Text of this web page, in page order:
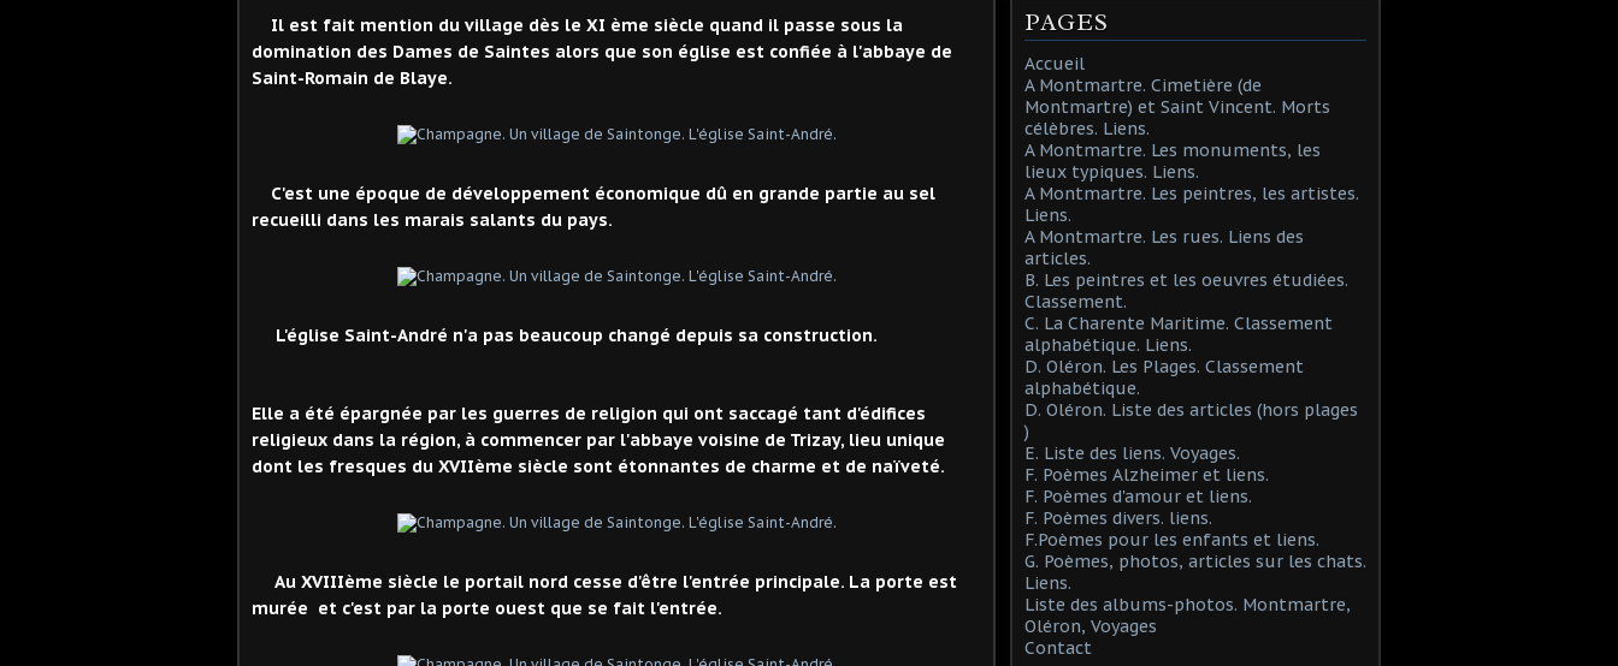
Il est fait mention du village dès le XI ème siècle quand il passe sous la
domination des Dames de Saintes alors que son église est confiée à l'abbaye de
Saint-Romain de Blaye.
C'est une époque de développement économique dû en grande partie au sel
recueilli dans les marais salants du pays.
L'église Saint-André n'a pas beaucoup changé depuis sa construction.
Elle a été épargnée par les guerres de religion qui ont saccagé tant d'édifices
religieux dans la région, à commencer par l'abbaye voisine de Trizay, lieu unique
dont les fresques du XVIIème siècle sont étonnantes de charme et de naïveté.
Au XVIIIème siècle le portail nord cesse d'être l'entrée principale. La porte est
murée et c'est par la porte ouest que se fait l'entrée.
PAGES
Accueil
A Montmartre. Cimetière (de
Montmartre) et Saint Vincent. Morts
célèbres. Liens.
A Montmartre. Les monuments, les
lieux typiques. Liens.
A Montmartre. Les peintres, les artistes.
Liens.
A Montmartre. Les rues. Liens des
articles.
B. Les peintres et les oeuvres étudiées.
Classement.
C. La Charente Maritime. Classement
alphabétique. Liens.
D. Oléron. Les Plages. Classement
alphabétique.
D. Oléron. Liste des articles (hors plages
)
E. Liste des liens. Voyages.
F. Poèmes Alzheimer et liens.
F. Poèmes d'amour et liens.
F. Poèmes divers. liens.
F.Poèmes pour les enfants et liens.
G. Poèmes, photos, articles sur les chats.
Liens.
Liste des albums-photos. Montmartre,
Oléron, Voyages
Contact